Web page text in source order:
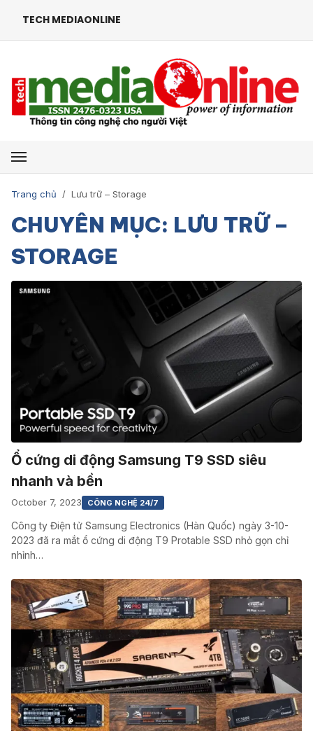
TECH MEDIAONLINE
Mở menu
Trang chủ / Lưu trữ – Storage
CHUYÊN MỤC: LƯU TRỮ –
STORAGE
Ổ cứng di động Samsung T9 SSD siêu
nhanh và bền
October 7, 2023 CÔNG NGHỆ 24/7
Công ty Điện tử Samsung Electronics (Hàn Quốc) ngày 3-10-
2023 đã ra mắt ổ cứng di động T9 Protable SSD nhỏ gọn chỉ
nhỉnh…